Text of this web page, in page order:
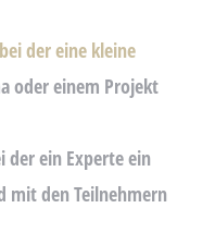
bei der eine kleine
oder einem Projekt
der ein Experte ein
mit den Teilnehmern